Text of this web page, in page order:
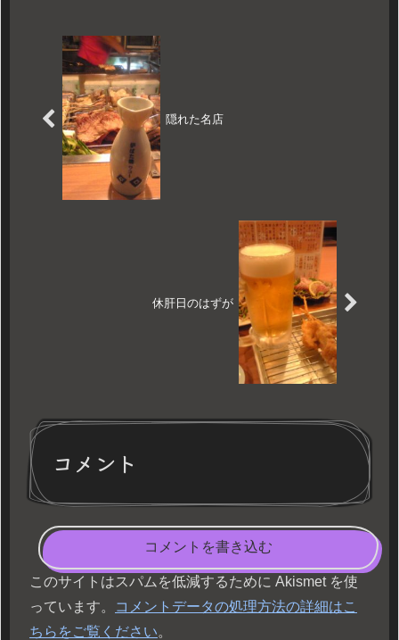
隠れた名店
休肝日のはずが
コメント
コメントを書き込む
このサイトはスパムを低減するために Akismet を使
っています。
コメントデータの処理方法の詳細はこ
ちらをご覧ください。